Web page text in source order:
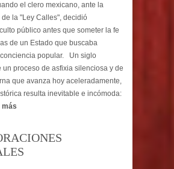
el clero mexicano, ante la
la "Ley Calles", decidió
público antes que someter la fe
de un Estado que buscaba
popular. Un siglo
un proceso de asfixia silenciosa y de
que avanza hoy aceleradamente,
resulta inevitable e incómoda:
más